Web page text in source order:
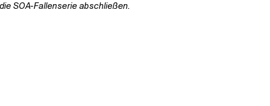
die SOA-Fallenserie abschließen.